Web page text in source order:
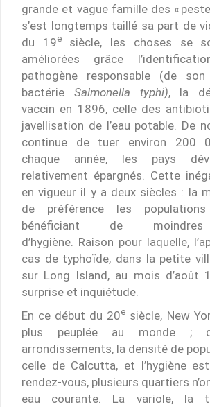
grande et vague famille des «
s’est longtemps taillé sa part de
du 19esiècle, les choses se
améliorées grâce
pathogène responsable (de
bactérie Salmonella typhi), la
vaccin en 1896, celle des
javellisation de l’eau potable. De
continue de tuer environ 200
chaque année, les pays
relativement épargnés. Cette
en vigueur il y a deux siècles : la
de préférence les populations
bénéficiant de moindres
d’hygiène. Raison pour laquelle,
cas de typhoïde, dans la petite
sur Long Island, au mois d’août
surprise et inquiétude.
En ce début du 20e siècle, New
plus peuplée au monde ;
arrondissements, la densité de
celle de Calcutta, et l’hygiène
rendez-vous, plusieurs quartiers
eau courante. La variole, la